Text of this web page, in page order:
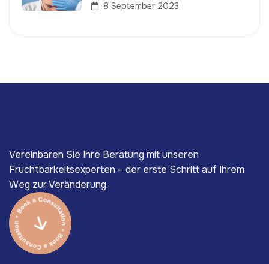
8 September 2023
Vereinbaren Sie Ihre Beratung mit unseren
Fruchtbarkeitsexperten – der erste Schritt auf Ihrem
Weg zur Veränderung.